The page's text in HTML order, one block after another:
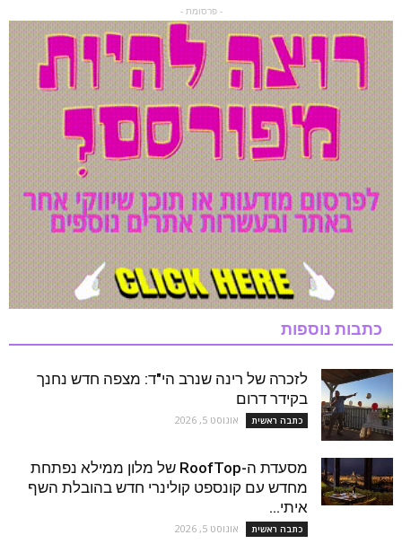
- פרסומת -
כתבות נוספות
לזכרה של רינה שנרב הי"ד: מצפה חדש נחנך
בקידר דרום
כתבה ראשית אוגוסט 5, 2026
מסעדת ה-RoofTop של מלון ממילא נפתחת
מחדש עם קונספט קולינרי חדש בהובלת השף
איתי...
כתבה ראשית אוגוסט 5, 2026